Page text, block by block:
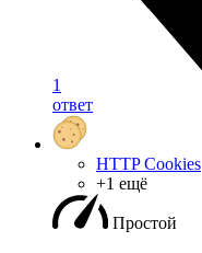
1
ответ
HTTP Cookies
+1 ещё
Простой